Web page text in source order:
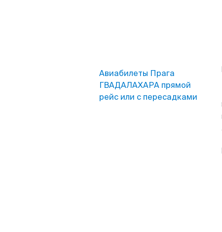
Авиабилеты Прага
ГВАДАЛАХАРА прямой
рейс или с пересадками